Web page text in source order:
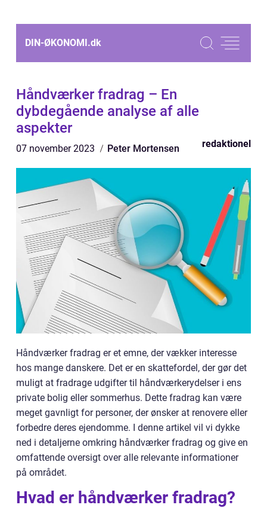
DIN-ØKONOMI.dk
Håndværker fradrag – En
dybdegående analyse af alle
aspekter
07 november 2023 Peter Mortensen redaktionel
Håndværker fradrag er et emne, der vækker interesse
hos mange danskere. Det er en skattefordel, der gør det
muligt at fradrage udgifter til håndværkerydelser i ens
private bolig eller sommerhus. Dette fradrag kan være
meget gavnligt for personer, der ønsker at renovere eller
forbedre deres ejendomme. I denne artikel vil vi dykke
ned i detaljerne omkring håndværker fradrag og give en
omfattende oversigt over alle relevante informationer
på området.
Hvad er håndværker fradrag?